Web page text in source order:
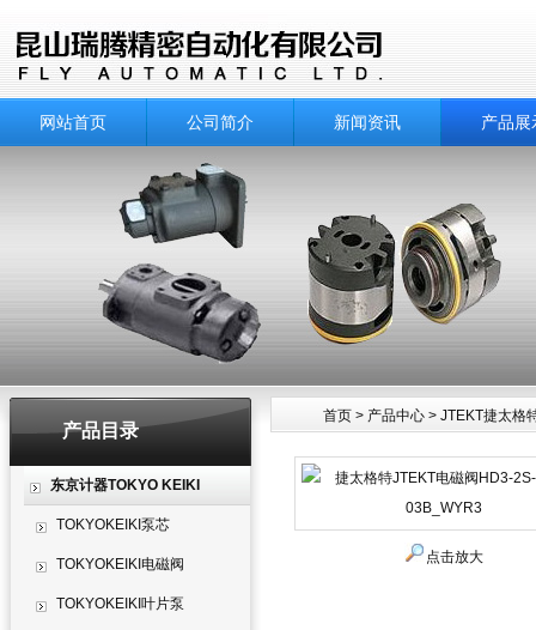
网站首页 公司简介 新闻资讯 产品展
产品目录
东京计器TOKYO KEIKI
TOKYOKEIKI泵芯
TOKYOKEIKI电磁阀
TOKYOKEIKI叶片泵
首页 > 产品中心 > JTEKT捷太格
产品中心
点击放大